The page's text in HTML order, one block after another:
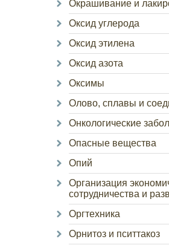
Окрашивание и
Оксид углерода
Оксид этилена
Оксид азота
Оксимы
Олово, сплавы и
Онкологические
Опасные вещества
Опий
Организация
сотрудничества и
Оргтехника
Орнитоз и пситтакоз